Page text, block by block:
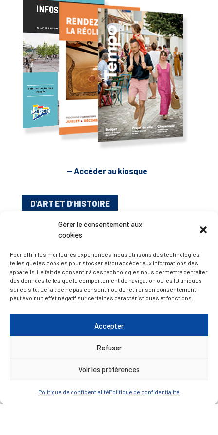
Gérer le consentement aux
cookies
Pour offrir les meilleures expériences, nous utilisons des technologies
telles que les cookies pour stocker et/ou accéder aux informations des
appareils. Le fait de consentir à ces technologies nous permettra de traiter
des données telles que le comportement de navigation ou les ID uniques
sur ce site. Le fait de ne pas consentir ou de retirer son consentement
peut avoir un effet négatif sur certaines caractéristiques et fonctions.
Accepter
Refuser
Voir les préférences
Politique de confidentialitéPolitique de confidentialité
— Accéder au kiosque
D’ART ET D’HISTOIRE